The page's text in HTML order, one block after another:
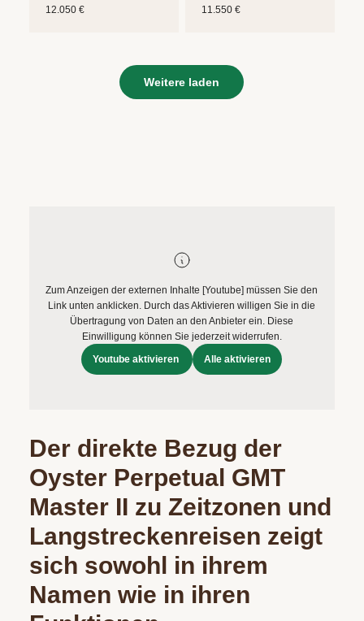
12.050 €
11.550 €
Weitere laden
Zum Anzeigen der externen Inhalte [Youtube] müssen Sie den
Link unten anklicken. Durch das Aktivieren willigen Sie in die
Übertragung von Daten an den Anbieter ein. Diese
Einwilligung können Sie jederzeit widerrufen.
Youtube aktivieren
Alle aktivieren
Der direkte Bezug der
Oyster Perpetual GMT
Master II zu Zeitzonen und
Langstreckenreisen zeigt
sich sowohl in ihrem
Namen wie in ihren